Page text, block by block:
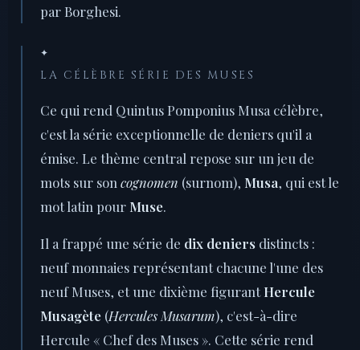
par Borghesi.
✦
LA CÉLÈBRE SÉRIE DES MUSES
Ce qui rend Quintus Pomponius Musa célèbre,
c'est la série exceptionnelle de deniers qu'il a
émise. Le thème central repose sur un jeu de
mots sur son cognomen (surnom), Musa, qui est le
mot latin pour Muse.
Il a frappé une série de dix deniers distincts :
neuf monnaies représentant chacune l'une des
neuf Muses, et une dixième figurantHercule
Musagète (Hercules Musarum), c'est-à-dire
Hercule « Chef des Muses ». Cette série rend